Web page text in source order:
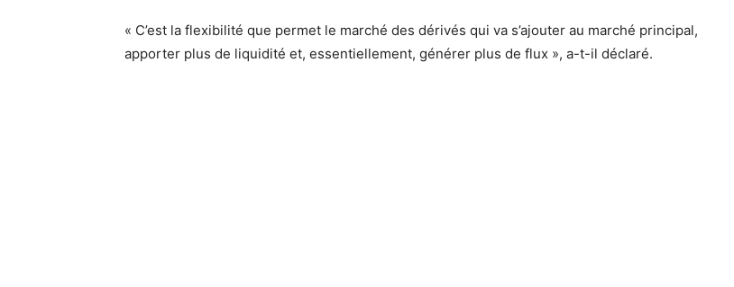
« C’est la flexibilité que permet le marché des dérivés qui va s’ajouter au marché principal,
apporter plus de liquidité et, essentiellement, générer plus de flux », a-t-il déclaré.